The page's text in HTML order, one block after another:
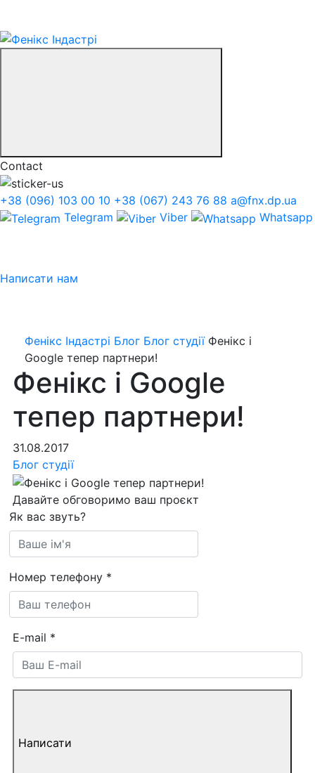
Contact
+38 (096) 103 00 10 +38 (067) 243 76 88 a@fnx.dp.ua
Telegram
Viber Whatsapp
Написати нам
Фенікс Індастрі Блог Блог студії Фенікс і
Google тепер партнери!
Фенікс і Google
тепер партнери!
31.08.2017
Блог студії
Давайте обговоримо ваш проєкт
Як вас звуть?
Номер телефону *
E-mail *
Написати